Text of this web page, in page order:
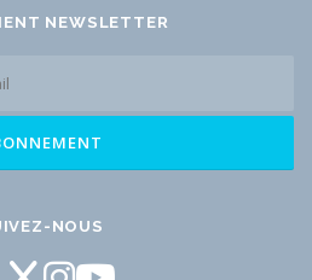
NEWSLETTER
NOUS